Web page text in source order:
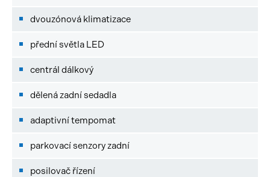
dvouzónová klimatizace
přední světla LED
centrál dálkový
dělená zadní sedadla
adaptivní tempomat
parkovací senzory zadní
posilovač řízení